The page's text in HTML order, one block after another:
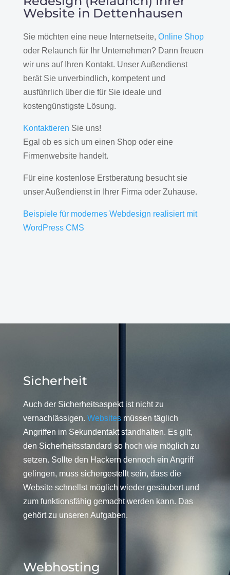
Website in Dettenhausen
Sie möchten eine neue Internetseite, Online Shop
oder Relaunch für Ihr Unternehmen? Dann freuen
wir uns auf Ihren Kontakt. Unser Außendienst
berät Sie unverbindlich, kompetent und
ausführlich über die für Sie ideale und
kostengünstigste Lösung.
Kontaktieren Sie uns!
Egal ob es sich um einen Shop oder eine
Firmenwebsite handelt.
Für eine kostenlose Erstberatung besucht sie
unser Außendienst in Ihrer Firma oder Zuhause.
Beispiele für modernes Webdesign realisiert mit
WordPress CMS
Sicherheit
Auch der Sicherheitsaspekt ist nicht zu
vernachlässigen. Websitesmüssen täglich
Angriffen im Sekundentakt standhalten. Es gilt,
den Sicherheitsstandard so hoch wie möglich zu
setzen. Sollte den Hackern dennoch ein Angriff
gelingen, muss sichergestellt sein, dass die
Website schnellst möglich wieder gesäubert und
zum funktionsfähig gemacht werden kann. Das
gehört zu unseren Aufgaben.
Webhosting